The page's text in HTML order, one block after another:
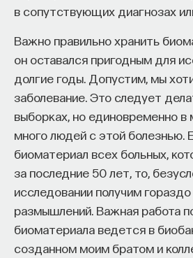
в сопутствующих диагнозах
Важно правильно хранить
он оставался пригодным для
долгие годы. Допустим, мы
заболевание. Это следует
выборках, но единовременно в
много людей с этой болезнью.
биоматериал всех больных,
за последние 50 лет, то,
исследовании получим
размышлений. Важная работа
биоматериала ведется в
созданном моим братом и
НАД МАТЕРИАЛОМ РАБОТАЛИ
Михаил Полуэктов
кандидат медицинских наук, доцент Первого
МГМУ им. И. М. Сеченова
МЕДИЦИНА
651 публикация
БЕССОННИЦА ЕСТЕСТВЕННЫЕ